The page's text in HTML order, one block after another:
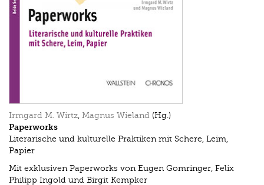
Irmgard M. Wirtz Magnus Wieland (Hg.)
Paperworks
Literarische und kulturelle Praktiken mit Schere, Leim,
Papier
Mit exklusiven Paperworks von Eugen Gomringer, Felix
Philipp Ingold und Birgit Kempker